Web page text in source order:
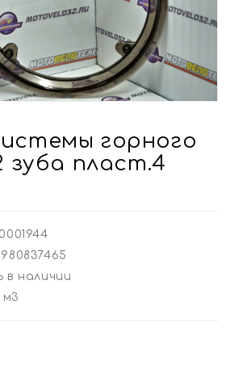
горного
зуба пласт.4
в наличии
м3